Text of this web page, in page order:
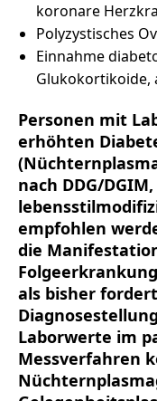
koronare
Polyzystisches
Einnahme
Glukokortikoide,
Personen mit
erhöhten
nach DDG/
empfohlen
die
als bisher
Laborwerte im
Messverfahren